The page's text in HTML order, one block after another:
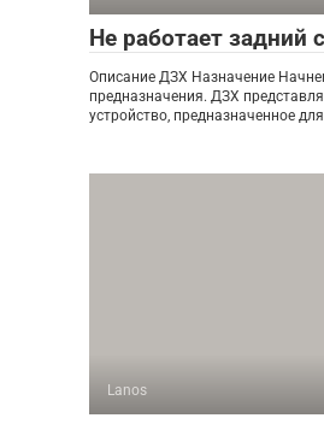
Не работает задний
Описание ДЗХ Назначение
предназначения. ДЗХ
устройство, предназначенное
Lanos